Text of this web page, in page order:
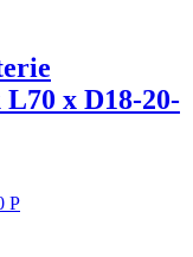
x D18-20-
Р